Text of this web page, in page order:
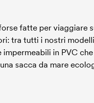
fatte per viaggiare
tra tutti i nostri
in PVC
sacca da mare